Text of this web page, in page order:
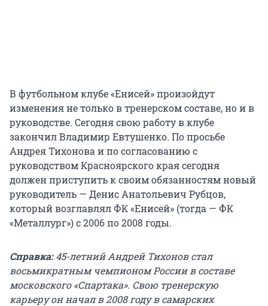
В футбольном клубе «Енисей» произойдут
изменения не только в тренерском составе, но и в
руководстве. Сегодня свою работу в клубе
закончил Владимир Евтушенко. По просьбе
Андрея Тихонова и по согласованию с
руководством Красноярского края сегодня
должен приступить к своим обязанностям новый
руководитель — Денис Анатольевич Рубцов,
который возглавлял ФК «Енисей» (тогда — ФК
«Металлург») с 2006 по 2008 годы.
Справка:45-летний Андрей Тихонов стал
восьмикратным чемпионом России в составе
московского «Спартака». Свою тренерскую
карьеру он начал в 2008 году в самарских